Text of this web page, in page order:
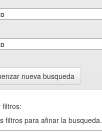
nueva busqueda
filtros:
filtros para afinar la busqueda.